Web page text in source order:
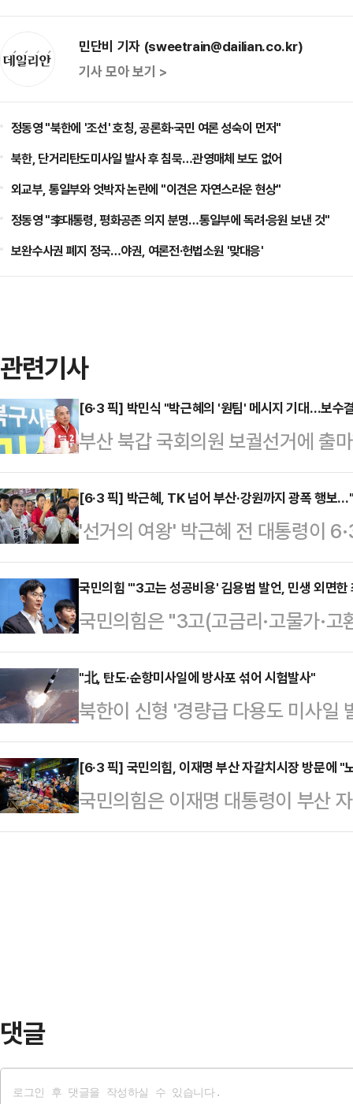
민단비 기자 (sweetrain@dailian.co.kr)
기사 모아 보기 >
정동영 "북한에 '조선' 호칭, 공론화·국민 여론 성숙이 먼저"
북한, 단거리탄도미사일 발사 후 침묵…관영매체 보도 없어
외교부, 통일부와 엇박자 논란에 "이견은 자연스러운 현상"
정동영 "李대통령, 평화공존 의지 분명…통일부에 독려·응원 보낸 것"
보완수사권 폐지 정국…야권, 여론전·헌법소원 '맞대응'
관련기사
[6·3 픽] 박민식 "박근혜의 '원팀' 메시지 기대…보수
부산 북갑 국회의원 보궐선거에 출
전 대통령의 기장시장 방문을 앞두
로 뭉쳐야 한다. 그래야 우리 보수
있다는 메시지를 줄 것으로 기대하
YTN에서 "우리 전통 보수, 대한민
주 갈증을 느끼고 있고 애타게 생각
력한 말씀을 하지 않겠느냐"라고
에도 큰 도움이…
[6·3 픽] 박근혜, TK 넘어 부산·강원까지 광폭 행보
'선거의 여왕' 박근혜 전 대통령이
어 충청과 PK(부산·울산·경남), 강
전 대통령이 선거전에 등판한 건 국
보수 결집 필요성을 느끼는 비수도
거 지원을 반기는 분위기다. 반면
탈을 불러일으킬 것이란 우려도 제
령은 이날 오전 경남 진주 중앙시장
장시장…
국민의힘 "'3고는 성공비용' 김용범 발언, 민생 외면한
국민의힘은 "3고(고금리·고물가·
대 정책실장의 발언에 대해 "실물
비판했다.박충권 중앙선거대책위
장의 입이 또 도마에 올랐다"며 이
는 물가와 대출 이자에 신음하고 '
서민의 피눈물을 안다면, 감히 '도
뱉지 못했을 것"이라고 했다.이어 "
미쳐 날뛰는 …
"北, 탄도·순항미사일에 방사포 섞어 시험발사"
북한이 신형 '경량급 다용도 미사일
기체계' 시험발사를 진행했다고 밝
26일 김정은 국무위원장이 참관한
사시험이 실시됐다.통신은 이번 시
부'(특수임무탄두)의 위력과 사거
[6·3 픽] 국민의힘, 이재명 부산 자갈치시장 방문에 "
국민의힘은 이재명 대통령이 부산
립의 의무 따위는 휴지 조각처럼 내
댓글